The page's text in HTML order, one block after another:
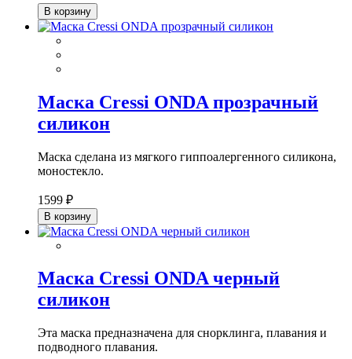
В корзину
Маска Cressi ONDA прозрачный
силикон
Маска сделана из мягкого гиппоалергенного силикона,
моностекло.
1599 ₽
В корзину
Маска Cressi ONDA черный
силикон
Эта маска предназначена для снорклинга, плавания и
подводного плавания.